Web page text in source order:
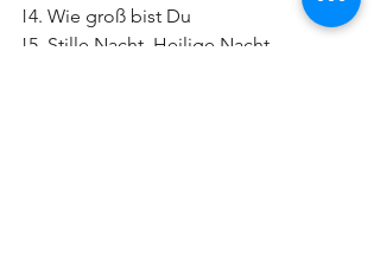
Wie groß bist Du
Stille Nacht, Heilige Nacht